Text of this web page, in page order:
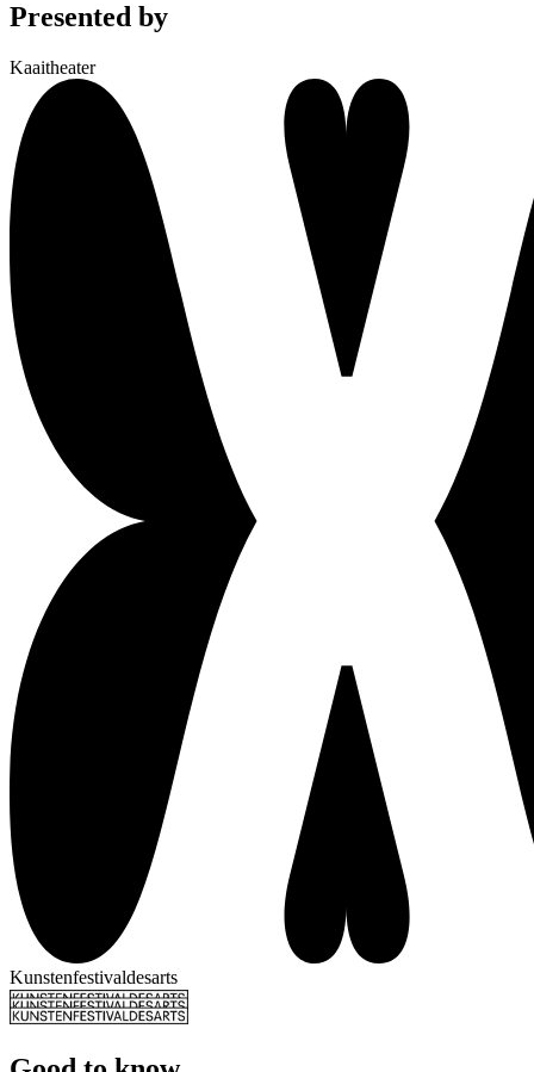
Presented by
Kaaitheater
Kunstenfestivaldesarts